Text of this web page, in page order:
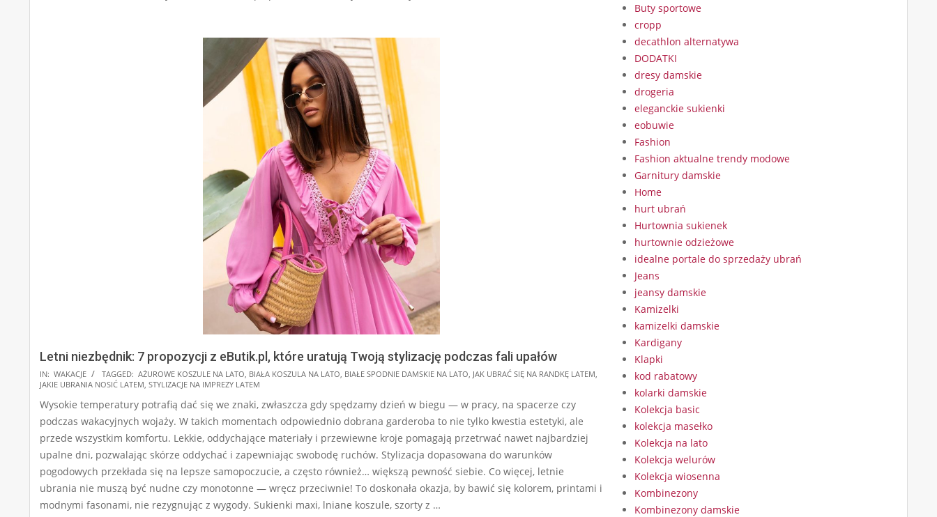
Letni niezbędnik: 7 propozycji z eButik.pl, które uratują Twoją stylizację podczas fali upałów
2025-
07-
02
IN: WAKACJE TAGGED: AŻUROWE KOSZULE NA LATO BIAŁA KOSZULA NA LATO BIAŁE SPODNIE DAMSKIE NA LATO JAK UBRAĆ SIĘ NA RANDKĘ LATEM
JAKIE UBRANIA NOSIĆ LATEM STYLIZACJE NA IMPREZY LATEM
Wysokie temperatury potrafią dać się we znaki, zwłaszcza gdy spędzamy dzień w biegu — w pracy, na spacerze czy
podczas wakacyjnych wojaży. W takich momentach odpowiednio dobrana garderoba to nie tylko kwestia estetyki, ale
przede wszystkim komfortu. Lekkie, oddychające materiały i przewiewne kroje pomagają przetrwać nawet najbardziej
upalne dni, pozwalając skórze oddychać i zapewniając swobodę ruchów. Stylizacja dopasowana do warunków
pogodowych przekłada się na lepsze samopoczucie, a często również… większą pewność siebie. Co więcej, letnie
ubrania nie muszą być nudne czy monotonne — wręcz przeciwnie! To doskonała okazja, by bawić się kolorem, printami i
modnymi fasonami, nie rezygnując z wygody. Sukienki maxi, lniane koszule, szorty z …
Buty sportowe
cropp
decathlon alternatywa
DODATKI
dresy damskie
drogeria
eleganckie sukienki
eobuwie
Fashion
Fashion aktualne trendy modowe
Garnitury damskie
Home
hurt ubrań
Hurtownia sukienek
hurtownie odzieżowe
idealne portale do sprzedaży ubrań
Jeans
jeansy damskie
Kamizelki
kamizelki damskie
Kardigany
Klapki
kod rabatowy
kolarki damskie
Kolekcja basic
kolekcja masełko
Kolekcja na lato
Kolekcja welurów
Kolekcja wiosenna
Kombinezony
Kombinezony damskie